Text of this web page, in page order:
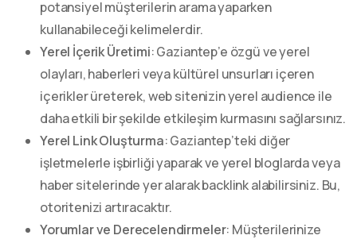
potansiyel müşterilerin arama yaparken
kullanabileceği kelimelerdir.
Yerel İçerik Üretimi: Gaziantep’e özgü ve yerel
olayları, haberleri veya kültürel unsurları içeren
içerikler üreterek, web sitenizin yerel audience ile
daha etkili bir şekilde etkileşim kurmasını sağlarsınız.
Yerel Link Oluşturma: Gaziantep’teki diğer
işletmelerle işbirliği yaparak ve yerel bloglarda veya
haber sitelerinde yer alarak backlink alabilirsiniz. Bu,
otoritenizi artıracaktır.
Yorumlar ve Derecelendirmeler: Müşterilerinize